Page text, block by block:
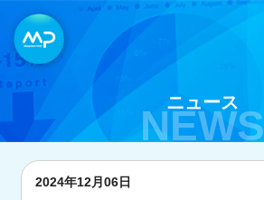
ニュース
NEWS
2024年12月06日